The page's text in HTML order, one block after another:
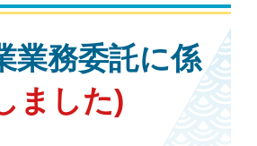
業務委託に係
ました)